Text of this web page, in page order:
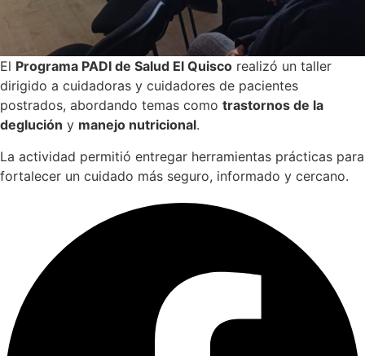
El Programa PADI de Salud El Quisco realizó un taller
dirigido a cuidadoras y cuidadores de pacientes
postrados, abordando temas como trastornos de la
deglución y manejo nutricional.
La actividad permitió entregar herramientas prácticas para
fortalecer un cuidado más seguro, informado y cercano.